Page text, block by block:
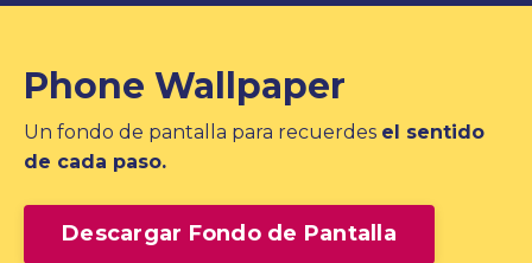
Phone Wallpaper
Un fondo de pantalla para recuerdes el sentido
de cada paso.
Descargar Fondo de Pantalla